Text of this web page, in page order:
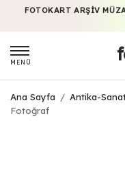
FOTOKART ARŞIV
MENÜ
Ana Sayfa / Antika-
Fotoğraf